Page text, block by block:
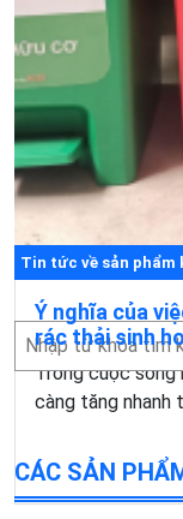
Tin tức về sản phẩm
Ý nghĩa của
rác thải sinh
Trong cuộc sống
càng tăng nhanh
Tìm
CÁC SẢN